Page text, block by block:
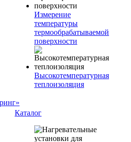
Измерение
температуры
термообрабатываемой
поверхности
Высокотемпературная
теплоизоляция
Каталог